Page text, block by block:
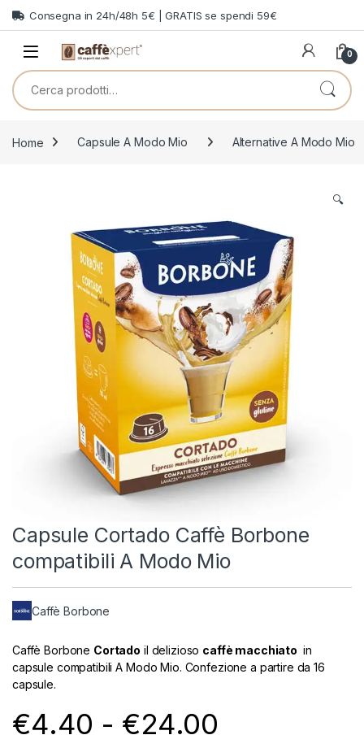
Skip to navigation
Skip to content
Consegna in 24h/48h 5€ | GRATIS se spendi 59€
0
Cerca:
Home Capsule A Modo Mio Alternative A Modo Mio
🔍
Capsule Cortado Caffè Borbone
compatibili A Modo Mio
Caffè Borbone
Caffè Borbone Cortado il delizioso caffè macchiato in
capsule compatibili A Modo Mio. Confezione a partire da 16
capsule.
€4.40 - €24.00